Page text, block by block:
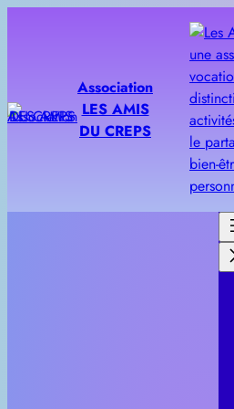
Association
LES AMIS
DU CREPS